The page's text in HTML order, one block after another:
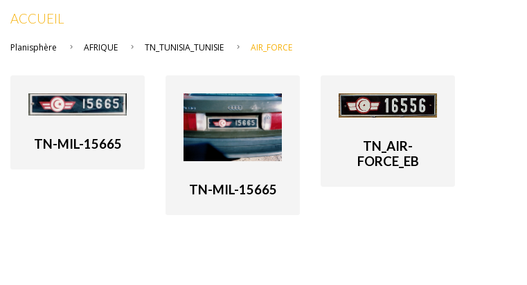
ACCUEIL
Planisphère AFRIQUE TN_TUNISIA_TUNISIE AIR_FORCE
TN-MIL-15665
TN-MIL-15665
TN_AIR-
FORCE_EB